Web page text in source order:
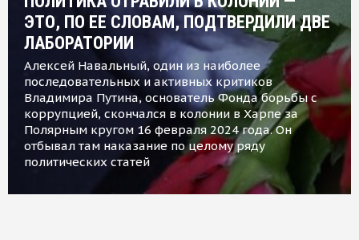
ЭТО, ПО ЕЕ СЛОВАМ, ПОДТВЕРДИЛИ ДВЕ
ЛАБОРАТОРИИ
Алексей Навальный, один из наиболее
последовательных и активных критиков
Владимира Путина, основатель Фонда борьбы с
коррупцией, скончался в колонии в Харпе за
Полярным кругом 16 февраля 2024 года. Он
отбывал там наказание по целому ряду
политических статей